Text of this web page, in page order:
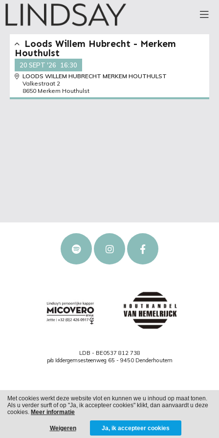
Loods Willem Hubrecht - Merkem
Houthulst
20 SEPT '26 16:30
LOODS WILLEM HUBRECHT MERKEM HOUTHULST
Valkestraat 2
8650 Merkem Houthulst
LDB - BE0537 812 738
p/a Iddergemsesteenweg 65 - 9450 Denderhoutem
Cookies Privacy
FROM ALWAYS AWAKE
Met cookies werkt deze website vlot en kunnen we u inhoud op maat tonen.
Als u verder surft of op "Ja, ik accepteer cookies" klikt, dan aanvaardt u deze
cookies. Meer informatie
Weigeren Ja, ik accepteer cookies